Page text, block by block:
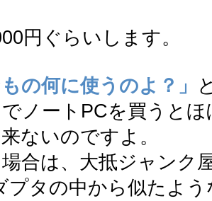
円ぐらいします。
もの何に使うのよ？」
ノートPCを買うと
ないのですよ。
合は、大抵ジャンク
プタの中から似たよ